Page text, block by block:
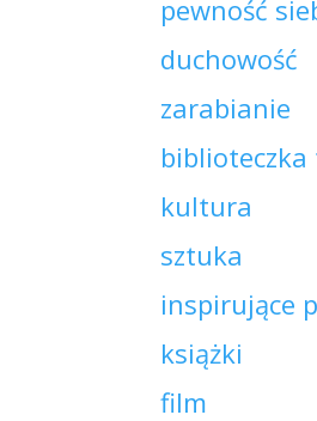
pewność
duchowość
zarabianie
kultura
sztuka
inspirujące
książki
film